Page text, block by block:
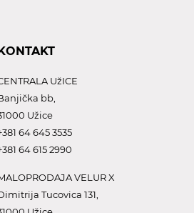
UžICE
bb,
Užice
64 645 3535
64 615 2990
VELUR X
Tucovica 131,